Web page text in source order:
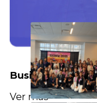
Business
Ver más